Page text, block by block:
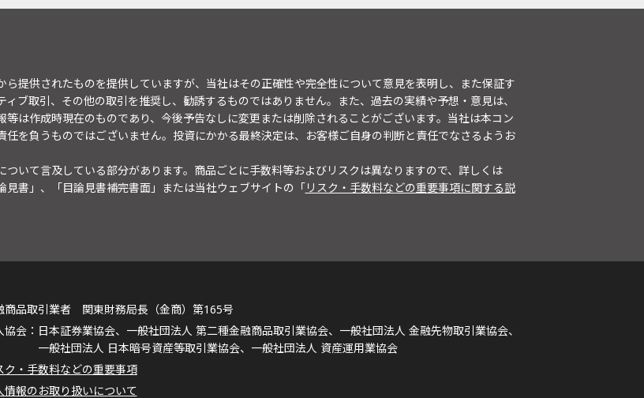
提供されたものを提供していますが、当社はその正確性や完全性について意見を表明し、また保証す
ブ取引、その他の取引を推奨し、勧誘するものではありません。また、過去の実績や予想・意見は、
は作成時現在のものであり、今後予告なしに変更または削除されることがございます。当社は本コン
を負うものではございません。投資にかかる最終決定は、お客様ご自身の判断と責任でなさるようお
いて言及している部分があります。商品ごとに手数料等およびリスクは異なりますので、詳しくは
見書」、「目論見書補完書面」または当社ウェブサイトの「リスク・手数料などの重要事項に関する説
商品取引業者 関東財務局長（金商）第165号
日本証券業協会、一般社団法人 第二種金融商品取引業協会、一般社団法人 金融先物取引業協会、
一般社団法人 日本暗号資産等取引業協会、一般社団法人 資産運用業協会
ク・手数料などの重要事項
情報のお取り扱いについて